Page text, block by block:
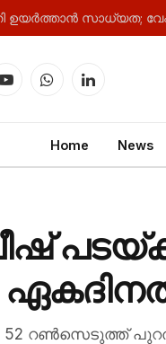
ഉയർത്താൻ സാധ്യത;
YouTubeWhatsAppLinkedIn
Home News
52 റൺസെടുത്ത്